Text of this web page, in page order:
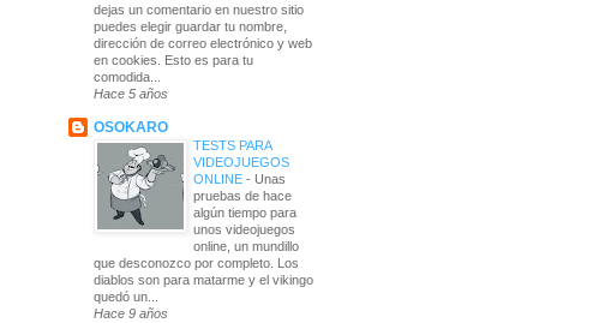
dejas un comentario en nuestro sitio
puedes elegir guardar tu nombre,
dirección de correo electrónico y web
en cookies. Esto es para tu
comodida...
Hace 5 años
OSOKARO
TESTS PARA
VIDEOJUEGOS
ONLINE - Unas
pruebas de hace
algún tiempo para
unos videojuegos
online, un mundillo
que desconozco por completo. Los
diablos son para matarme y el vikingo
quedó un...
Hace 9 años